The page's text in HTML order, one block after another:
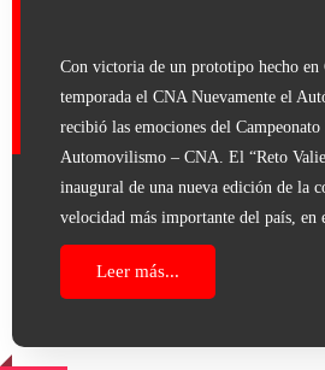
Con victoria de un prototipo hecho
temporada el CNA Nuevamente el
recibió las emociones del
Automovilismo – CNA. El “Reto
inaugural de una nueva edición de la
velocidad más importante del país, en
Leer más...